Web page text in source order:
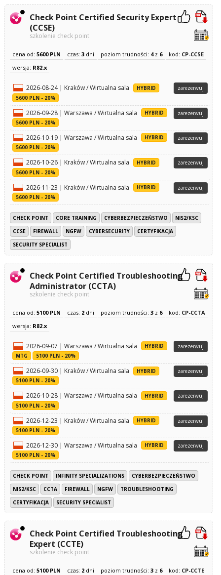
Check Point Certified Security Expert
(CCSE)
szkolenie check point
cena od: 5600 PLN czas: 3dni poziom trudności: 4z 6 kod: CP-CCSE
wersja: R82.x
2026-08-24 | Kraków / Wirtualna sala
HYBRID
5600 PLN - 20%
zarezerwuj
2026-09-28 | Warszawa / Wirtualna sala
HYBRID
5600 PLN - 20%
zarezerwuj
2026-10-19 | Warszawa / Wirtualna sala
HYBRID
5600 PLN - 20%
zarezerwuj
2026-10-26 | Kraków / Wirtualna sala
HYBRID
5600 PLN - 20%
zarezerwuj
2026-11-23 | Kraków / Wirtualna sala
HYBRID
5600 PLN - 20%
zarezerwuj
CHECK POINT CORE TRAINING CYBERBEZPIECZEŃSTWO
NIS2/KSC
CCSE
FIREWALL NGFW CYBERSECURITY
CERTYFIKACJA
SECURITY SPECIALIST
Check Point Certified Troubleshooting
Administrator (CCTA)
szkolenie check point
cena od: 5100 PLN czas: 2dni poziom trudności: 3z 6 kod: CP-CCTA
wersja: R82.x
2026-09-07 | Warszawa / Wirtualna sala
HYBRID
MTG
5100 PLN - 20%
zarezerwuj
2026-09-30 | Kraków / Wirtualna sala
HYBRID
5100 PLN - 20%
zarezerwuj
2026-10-28 | Warszawa / Wirtualna sala
HYBRID
5100 PLN - 20%
zarezerwuj
2026-12-23 | Kraków / Wirtualna sala
HYBRID
5100 PLN - 20%
zarezerwuj
2026-12-30 | Warszawa / Wirtualna sala
HYBRID
5100 PLN - 20%
zarezerwuj
CHECK POINT INFINITY SPECIALIZATIONS
CYBERBEZPIECZEŃSTWO
NIS2/KSC
CCTA FIREWALL NGFW
TROUBLESHOOTING
CERTYFIKACJA
SECURITY SPECIALIST
Check Point Certified Troubleshooting
Expert (CCTE)
szkolenie check point
cena od: 5100 PLN czas: 2dni poziom trudności: 3z 6 kod: CP-CCTE